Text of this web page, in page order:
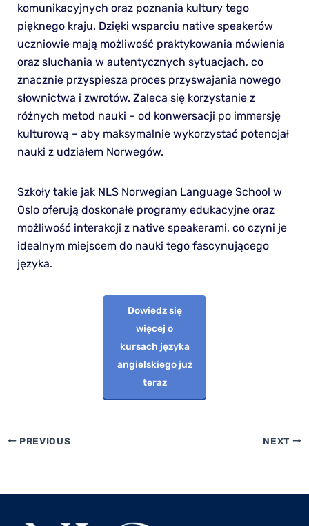
komunikacyjnych oraz poznania kultury tego
pięknego kraju. Dzięki wsparciu native speakerów
uczniowie mają możliwość praktykowania mówienia
oraz słuchania w autentycznych sytuacjach, co
znacznie przyspiesza proces przyswajania nowego
słownictwa i zwrotów. Zaleca się korzystanie z
różnych metod nauki – od konwersacji po immersję
kulturową – aby maksymalnie wykorzystać potencjał
nauki z udziałem Norwegów.
Szkoły takie jak NLS Norwegian Language School w
Oslo oferują doskonałe programy edukacyjne oraz
możliwość interakcji z native speakerami, co czyni je
idealnym miejscem do nauki tego fascynującego
języka.
Dowiedz się
więcej o
kursach języka
angielskiego już
teraz
PREVIOUS NEXT